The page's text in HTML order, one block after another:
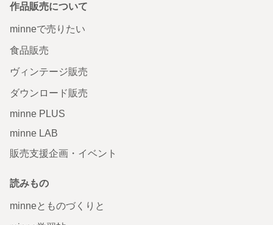
作品販売について
minneで売りたい
食品販売
ヴィンテージ販売
ダウンロード販売
minne PLUS
minne LAB
販売支援企画・イベント
読みもの
minneとものづくりと